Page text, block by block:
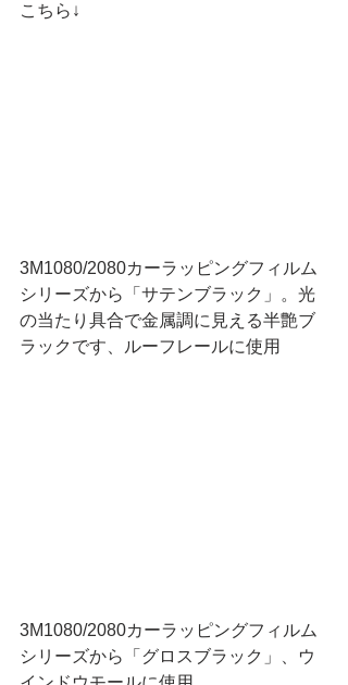
こちら↓
3M1080/2080カーラッピングフィルム
シリーズから「サテンブラック」。光
の当たり具合で金属調に見える半艶ブ
ラックです、ルーフレールに使用
3M1080/2080カーラッピングフィルム
シリーズから「グロスブラック」、ウ